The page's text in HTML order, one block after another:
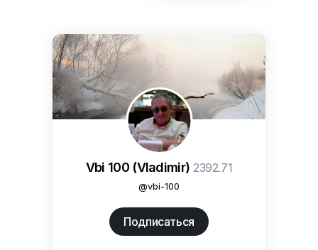
Vbi 100 (Vladimir) 2392.71
@vbi-100
Подписаться